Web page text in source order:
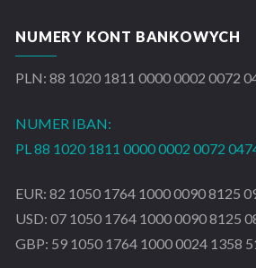
NUMERY KONT BANKOWYCH
PLN: 88 1020 1811 0000 0002 0072
NUMER IBAN:
PL 88 1020 1811 0000 0002 0072
EUR: 82 1050 1764 1000 0090 8125
USD: 07 1050 1764 1000 0090 8125
GBP: 59 1050 1764 1000 0024 1358